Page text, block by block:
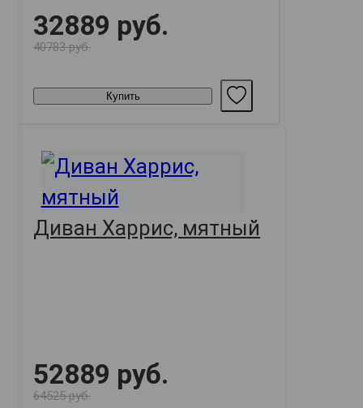
32889 руб.
40783 руб.
Купить
Диван Харрис, мятный
52889 руб.
64525 руб.